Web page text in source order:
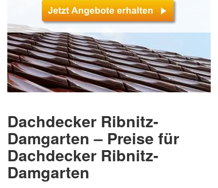
Dachdecker Ribnitz-
Damgarten – Preise für
Dachdecker Ribnitz-
Damgarten